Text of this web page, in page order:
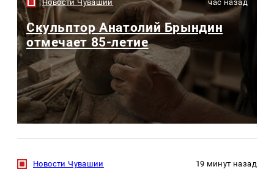
Новости Чувашии час назад
Скульптор Анатолий Брындин
отмечает 85-летие
Новости Чувашии 19 минут назад